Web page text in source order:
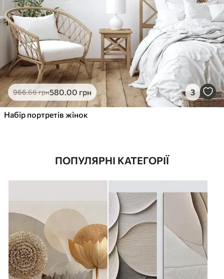
966.66грн580.00 грн 3
Набір портретів жінок
ПОПУЛЯРНІ КАТЕГОРІЇ